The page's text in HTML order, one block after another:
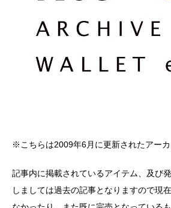
※こちらは2009年6月に更新されたアーカ
記事内に掲載されているアイテム、及び
しましては過去の記事となりますので現